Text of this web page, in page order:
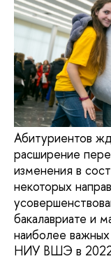
Абитуриентов
расширение
изменения в
некоторых
бакалавриате и
наиболее
НИУ ВШЭ в 2022